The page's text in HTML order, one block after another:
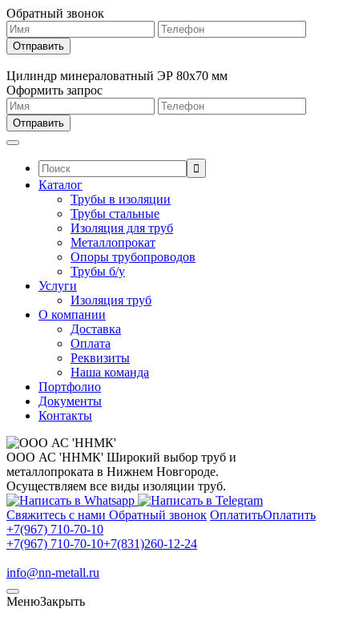
Обратный звонок
Цилиндр минераловатный ЭР 80х70 мм
Оформить запрос
Поиск:
Каталог
Трубы в изоляции
Трубы стальные
Изоляция для труб
Металлопрокат
Опоры трубопроводов
Трубы б/у
Услуги
Изоляция труб
О компании
Доставка
Оплата
Реквизиты
Наша команда
Портфолио
Документы
Контакты
ООО АС 'ННМК' Широкий выбор труб и
металлопроката в Нижнем Новгороде.
Осуществляем все виды изоляции труб.
Свяжитесь с нами Обратный звонок ОплатитьОплатить
+7(967) 710-70-10
+7(967) 710-70-10+7(831)260-12-24
info@nn-metall.ru
МенюЗакрыть